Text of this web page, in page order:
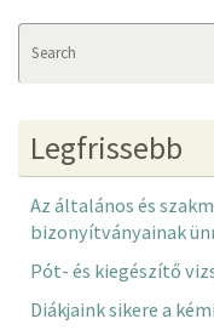
Legfrissebb
Az általános és
bizonyítványainak
Pót- és kiegészítő
Diákjaink sikere a